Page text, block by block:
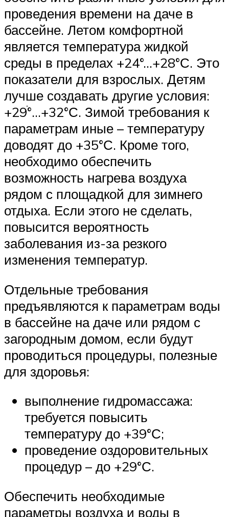
проведения времени на даче в
бассейне. Летом комфортной
является температура жидкой
среды в пределах +24°…+28°С. Это
показатели для взрослых. Детям
лучше создавать другие условия:
+29ׄ°…+32°С. Зимой требования к
параметрам иные – температуру
доводят до +35°С. Кроме того,
необходимо обеспечить
возможность нагрева воздуха
рядом с площадкой для зимнего
отдыха. Если этого не сделать,
повысится вероятность
заболевания из-за резкого
изменения температур.
Отдельные требования
предъявляются к параметрам воды
в бассейне на даче или рядом с
загородным домом, если будут
проводиться процедуры, полезные
для здоровья:
выполнение гидромассажа:
требуется повысить
температуру до +39°С;
проведение оздоровительных
процедур – до +29°С.
Обеспечить необходимые
параметры воздуха и воды в